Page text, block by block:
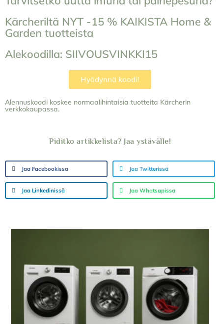
Kärcheriltä NYT -15 % KAIKISTA Home &
Garden tuotteista
Alekoodilla: SIIVOUSVINKKI15
Hyödynnä koodi!
Alennuskoodi koskee normaalihintaisia tuotteita Kärcherin
verkkokaupassa.
Piditko artikkelista? Jaa ystävälle!
Jaa Facebookissa Jaa Twitterissä
Jaa Linkedinissä Jaa Whatsapissa